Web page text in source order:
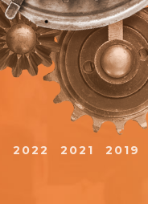
2022 2021 2019